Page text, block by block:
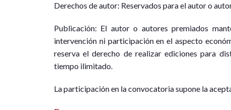
Derechos de autor: Reservados para el autor o
Publicación: El autor o autores premiados
intervención ni participación en el aspecto
reserva el derecho de realizar ediciones para
tiempo ilimitado.
La participación en la convocatoria supone la